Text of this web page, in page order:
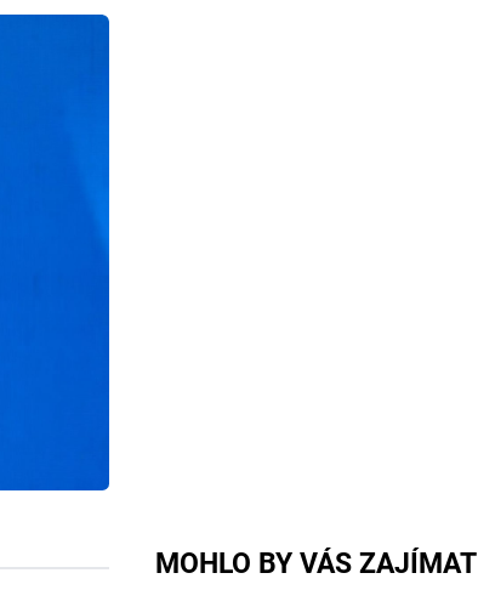
MOHLO BY VÁS ZAJÍMAT